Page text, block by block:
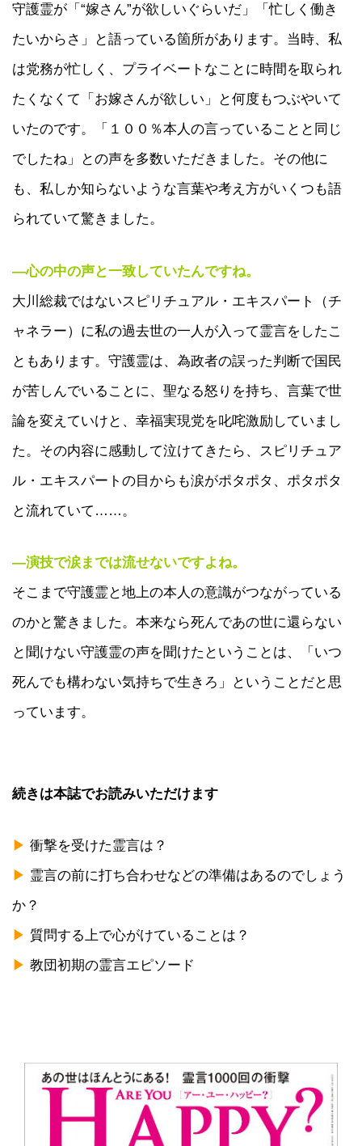
守護霊が「“嫁さん”が欲しいぐらいだ」「忙しく働き
たいからさ」と語っている箇所があります。当時、私
は党務が忙しく、プライベートなことに時間を取られ
たくなくて「お嫁さんが欲しい」と何度もつぶやいて
いたのです。「１００％本人の言っていることと同じ
でしたね」との声を多数いただきました。その他に
も、私しか知らないような言葉や考え方がいくつも語
られていて驚きました。
―心の中の声と一致していたんですね。
大川総裁ではないスピリチュアル・エキスパート（チ
ャネラー）に私の過去世の一人が入って霊言をしたこ
ともあります。守護霊は、為政者の誤った判断で国民
が苦しんでいることに、聖なる怒りを持ち、言葉で世
論を変えていけと、幸福実現党を叱咤激励していまし
た。その内容に感動して泣けてきたら、スピリチュア
ル・エキスパートの目からも涙がポタポタ、ポタポタ
と流れていて……。
―演技で涙までは流せないですよね。
そこまで守護霊と地上の本人の意識がつながっている
のかと驚きました。本来なら死んであの世に還らない
と聞けない守護霊の声を聞けたということは、「いつ
死んでも構わない気持ちで生きろ」ということだと思
っています。
続きは本誌でお読みいただけます
▶ 衝撃を受けた霊言は？
▶ 霊言の前に打ち合わせなどの準備はあるのでしょう
か？
▶ 質問する上で心がけていることは？
▶ 教団初期の霊言エピソード